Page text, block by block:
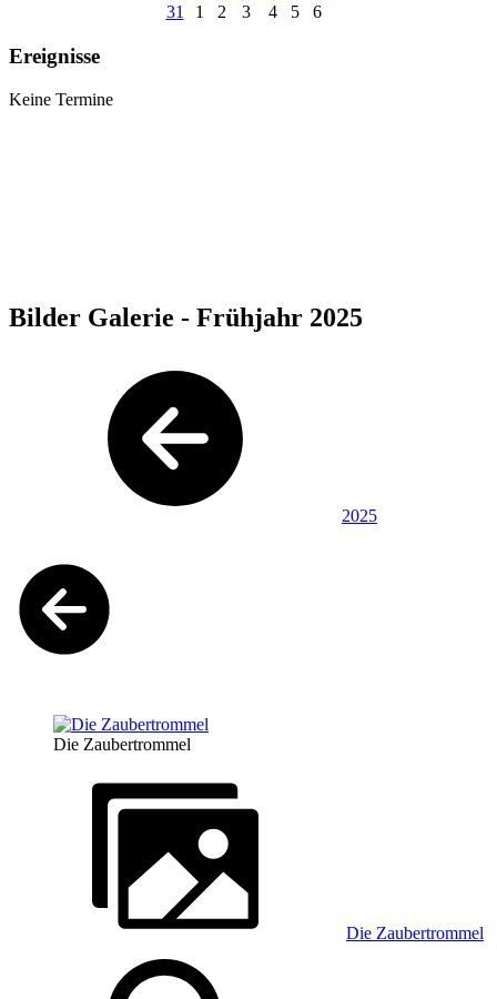
31
1 2 3 4 5 6
Ereignisse
Keine Termine
Bilder Galerie - Frühjahr 2025
2025
Die Zaubertrommel
Die Zaubertrommel